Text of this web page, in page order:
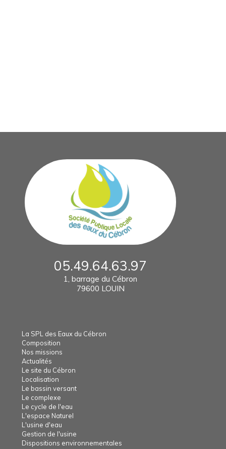
05.49.64.63.97
1, barrage du Cébron
79600 LOUIN
La SPL des Eaux du Cébron
Composition
Nos missions
Actualités
Le site du Cébron
Localisation
Le bassin versant
Le complexe
Le cycle de l'eau
L'espace Naturel
L'usine d'eau
Gestion de l'usine
Dispositions environnementales